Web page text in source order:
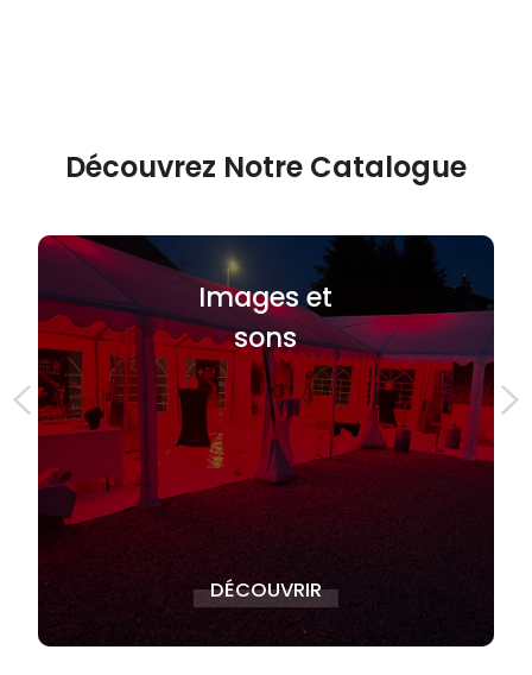
Découvrez Notre Catalogue
Images et
sons
DÉCOUVRIR